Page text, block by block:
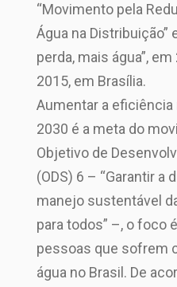
“Movimento pela
Água na Distribuição”
perda, mais água”,
2015, em Brasília.
Aumentar a
2030 é a meta do
Objetivo de
(ODS) 6 – “Garantir a
manejo sustentável
para todos” –, o foco
pessoas que sofrem
água no Brasil. De